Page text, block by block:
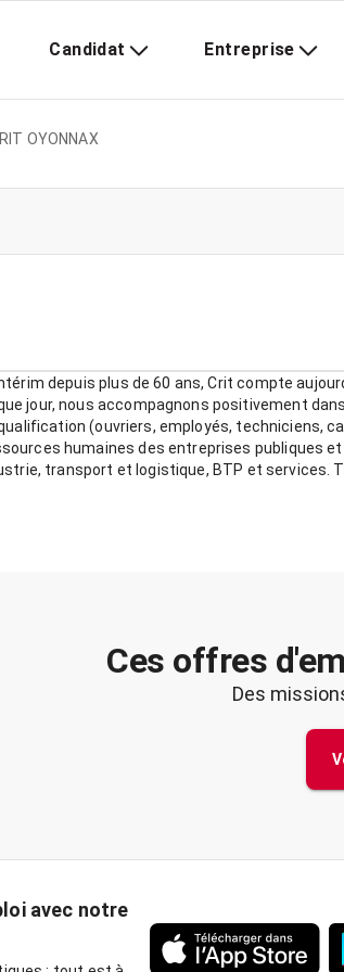
Candidat Entreprise
OYONNAX
depuis plus de 60 ans, Crit compte
jour, nous accompagnons positivement
(ouvriers, employés, techniciens,
humaines des entreprises publiques
transport et logistique, BTP et services.
Ces offres
Des
avec notre